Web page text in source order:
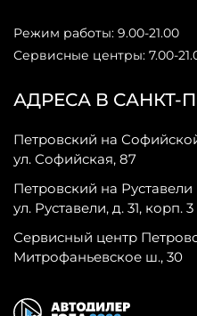
АДРЕСА В САНКТ-
Петровский на
ул. Софийская, 87
Петровский на Руставели
ул. Руставели, д. 31, корп. 3
Сервисный центр
Митрофаньевское ш., 30
Режим работы: 9.00-21.00
Сервисные центры: 7.00-